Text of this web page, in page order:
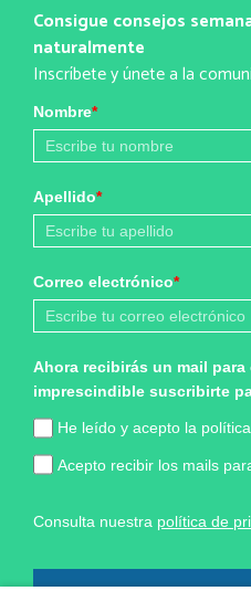
Consigue consejos
naturalmente
Inscríbete y únete a la
Nombre*
Apellido*
Correo electrónico*
Ahora recibirás un mail
imprescindible suscribirte
He leído y acepto la
Acepto recibir los mails
Consulta nuestra política de